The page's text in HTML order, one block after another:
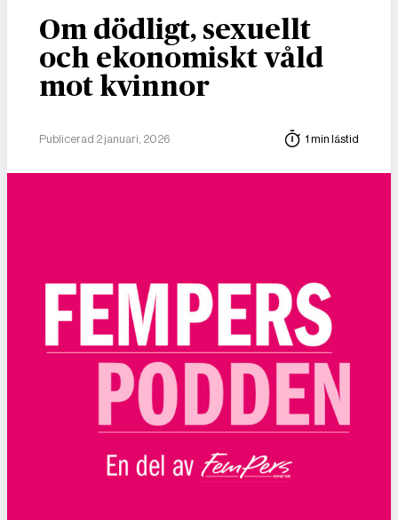
Om dödligt, sexuellt
och ekonomiskt våld
mot kvinnor
Publicerad 2 januari, 2026 1 min lästid